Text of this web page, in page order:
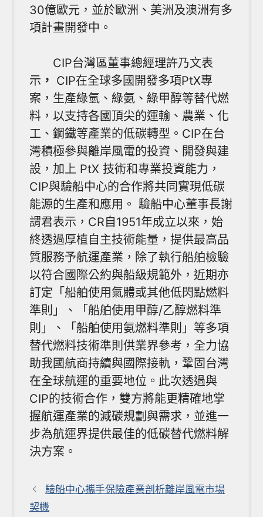
30億歐元，並於歐洲、美洲及澳洲有多
項計畫開發中。
CIP台灣區董事總經理許乃文表
示 ， CIP在全球多國開發多項PtX專
案，生產綠氫、綠氨、綠甲醇等替代燃
料，以支持各國頂尖的運輸、農業、化
工、鋼鐵等產業的低碳轉型。CIP在台
灣積極參與離岸風電的投資、開發與建
設，加上 PtX 技術和專業投資能力，
CIP與驗船中心的合作將共同實現低碳
能源的生產和應用。 驗船中心董事長謝
謂君表示，CR自1951年成立以來，始
終透過厚植自主技術能量，提供最高品
質服務予航運產業，除了執行船舶檢驗
以符合國際公約與船級規範外，近期亦
訂定「船舶使用氣體或其他低閃點燃料
準則」、「船舶使用甲醇/乙醇燃料準
則」、「船舶使用氨燃料準則」等多項
替代燃料技術準則供業界參考，全力協
助我國航商持續與國際接軌，鞏固台灣
在全球航運的重要地位。此次透過與
CIP的技術合作，雙方將能更精確地掌
握航運產業的減碳規劃與需求，並進一
步為航運界提供最佳的低碳替代燃料解
決方案。
驗船中心攜手保險產業剖析離岸風電市場
契機